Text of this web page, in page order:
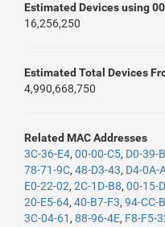
Estimated Devices using
16,256,250
Estimated Total Devices
4,990,668,750
Related MAC Addresses
3C-36-E4, 00-00-C5, D0-39-
78-71-9C, 48-D3-43, D4-0A-
E0-22-02, 2C-1D-B8, 00-15-
20-E5-64, 40-B7-F3, 94-CC-
3C-04-61 , 88-96-4E, F8-F5-